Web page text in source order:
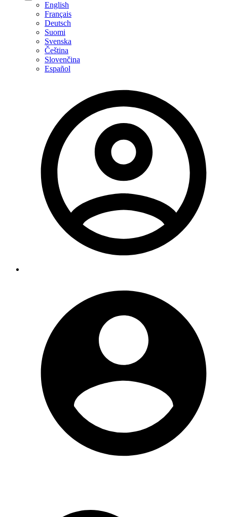
English
Français
Deutsch
Suomi
Svenska
Čeština
Slovenčina
Español